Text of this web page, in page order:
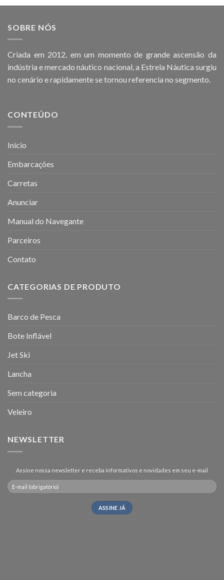
SOBRE NÓS
Criada em 2012, em um momento de grande ascensão da
indústria e mercado náutico nacional, a Estrela Náutica surgiu
no cenário e rapidamente se tornou referencia no segmento.
CONTEÚDO
Inicio
Embarcações
Carretas
Anunciar
Manual do Navegante
Parceiros
Contato
CATEGORIAS DE PRODUTO
Barco de Pesca
Bote Inflável
Jet Ski
Lancha
Sem categoria
Veleiro
NEWSLETTER
Assine nossa newsletter e receba informativos e novidades em seu e-mail